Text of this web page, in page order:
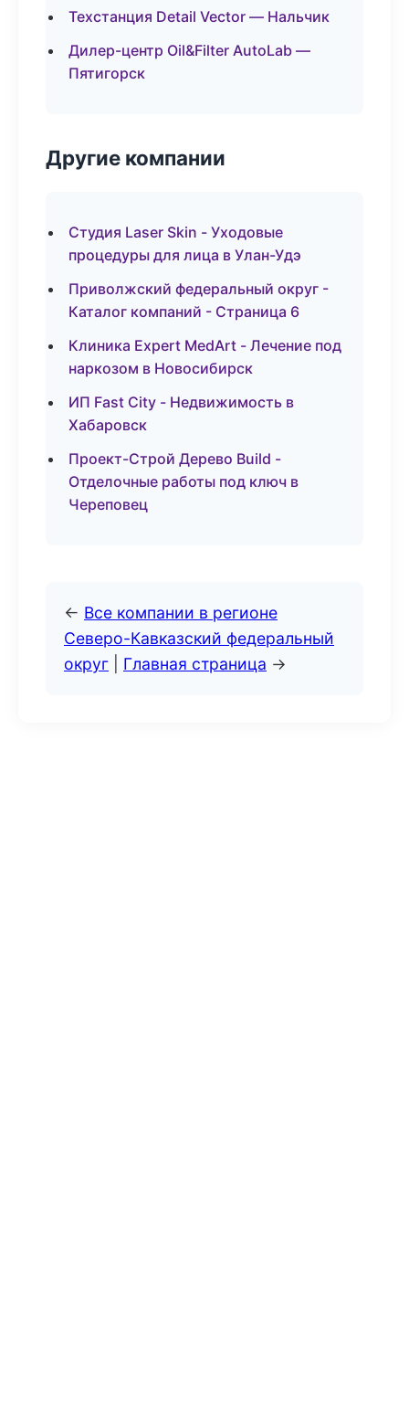
Техстанция Detail Vector — Нальчик
Дилер-центр Oil&Filter AutoLab —
Пятигорск
Другие компании
Студия Laser Skin - Уходовые
процедуры для лица в Улан-Удэ
Приволжский федеральный округ -
Каталог компаний - Страница 6
Клиника Expert MedArt - Лечение под
наркозом в Новосибирск
ИП Fast City - Недвижимость в
Хабаровск
Проект-Строй Дерево Build -
Отделочные работы под ключ в
Череповец
← Все компании в регионе
Северо-Кавказский федеральный
округ
Главная страница →